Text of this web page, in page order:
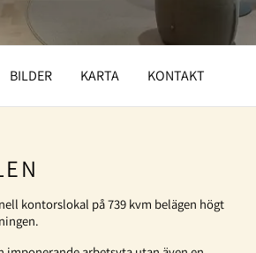
BILDER KARTA KONTAKT
kontorslokal på 739 kvm belägen högt